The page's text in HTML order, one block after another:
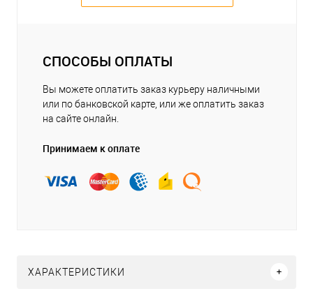
СПОСОБЫ ОПЛАТЫ
Вы можете оплатить заказ курьеру наличными
или по банковской карте, или же оплатить заказ
на сайте онлайн.
Принимаем к оплате
ХАРАКТЕРИСТИКИ